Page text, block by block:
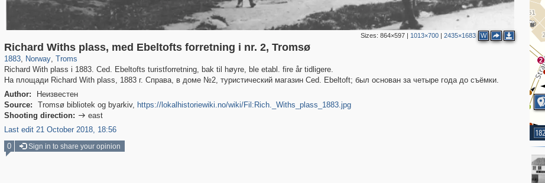
Sizes: 864×597| 1013×700| 2435×1683 W
Richard Withs plass, med Ebeltofts forretning i nr. 2, Tromsø
1883, Norway
3,731 68
, Troms
1,966
Richard With plass i 1883. Ced. Ebeltofts turistforretning, bak til høyre, ble etabl. fire år tidligere.
На площади Richard With plass, 1883 г. Справа, в доме №2, туристический магазин Ced. Ebeltoft; был основан за четыре года до съёмки.
Author:
Неизвестен
Source:
Tromsø bibliotek og byarkiv, https://lokalhistoriewiki.no/wiki/Fil:Rich._Withs_plass_1883.jpg
Shooting direction:  east
Last edit 21 October 2018, 18:56
2
2
0 Sign in to share your opinion